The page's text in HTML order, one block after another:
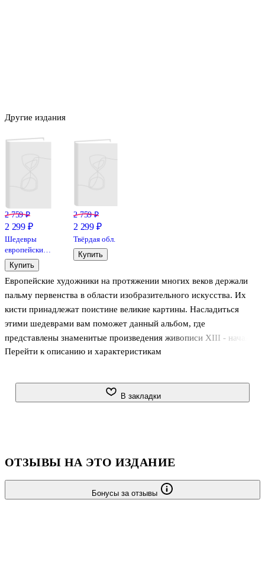
Европейские художники на протяжении многих веков держали
пальму первенства в области изобразительного искусства. Их
кисти принадлежат поистине великие картины. Насладиться
этими шедеврами вам поможет данный альбом, где
представлены знаменитые произведения живописи XIII - начала
XX века, от работ великого реформатора Джотто ди Бондоне,
широкого круга читателей. . . .
Перейти к описанию и характеристикам
Другие издания
2 759 ₽
2 299 ₽
Шедевры
европейских
художников
Купить
2 759 ₽
2 299 ₽
Твёрдая обл.
Купить
В закладки
ОТЗЫВЫ НА ЭТО ИЗДАНИЕ
Бонусы за отзывы